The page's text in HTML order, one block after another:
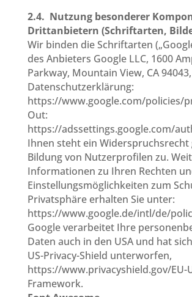
2.4. Nutzung besonderer
Drittanbietern (Schriftarten,
Wir binden die Schriftarten
des Anbieters Google LLC, 1600
Parkway, Mountain View, CA
Datenschutzerklärung:
https://www.google.com/policies/
Out:
https://adssettings.google.com/
Ihnen steht ein Widerspruchsrecht
Bildung von Nutzerprofilen zu.
Informationen zu Ihren Rechten
Einstellungsmöglichkeiten zum
Privatsphäre erhalten Sie unter:
https://www.google.de/intl/de/
Google verarbeitet Ihre
Daten auch in den USA und hat
US-Privacy-Shield unterworfen,
https://www.privacyshield.gov/EU-
Framework.